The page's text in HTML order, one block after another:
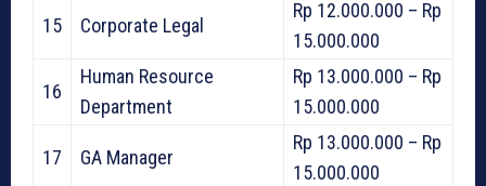
15 Corporate Legal
Rp 12.000.000 – Rp
15.000.000
16
Human Resource
Department
Rp 13.000.000 – Rp
15.000.000
17 GA Manager
Rp 13.000.000 – Rp
15.000.000